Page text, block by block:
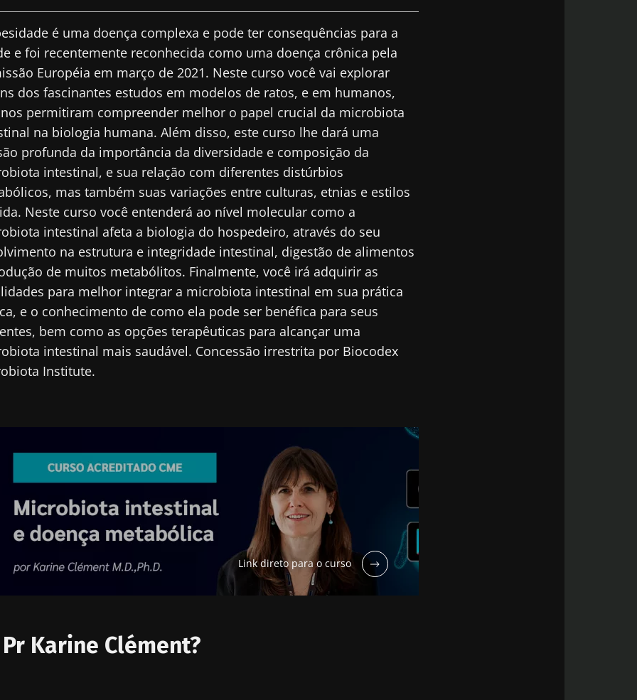
é uma doença complexa e pode ter consequências para a
e foi recentemente reconhecida como uma doença crônica pela
Européia em março de 2021. Neste curso você vai explorar
dos fascinantes estudos em modelos de ratos, e em humanos,
permitiram compreender melhor o papel crucial da microbiota
na biologia humana. Além disso, este curso lhe dará uma
profunda da importância da diversidade e composição da
intestinal, e sua relação com diferentes distúrbios
mas também suas variações entre culturas, etnias e estilos
Neste curso você entenderá ao nível molecular como a
intestinal afeta a biologia do hospedeiro, através do seu
na estrutura e integridade intestinal, digestão de alimentos
de muitos metabólitos. Finalmente, você irá adquirir as
para melhor integrar a microbiota intestinal em sua prática
e o conhecimento de como ela pode ser benéfica para seus
bem como as opções terapêuticas para alcançar uma
intestinal mais saudável. Concessão irrestrita por Biocodex
Institute.
Link direto para o curso
Karine Clément?
a ser redirecionado e deixar nosso site
do Biocodex Microbiota Institute
se informado
de profissionais de saúde e investigadores da Microbiota
Digest" e o "HCP Magazine" para se manter atualizado com
sobre a microbiota.
me inscrever para receber mais informações sobre a Biocodex
ascondições gerais de utilizaçãoe apolítica de privacidadedo Biocodex
me inscrever para receber mais informações sobre a Biocodex
ascondições gerais de utilizaçãoe apolítica de privacidadedo Biocodex
independente?
Ler o artigo
Ler o artigo